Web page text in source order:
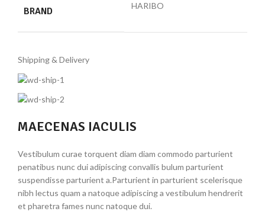
BRAND HARIBO
Shipping & Delivery
MAECENAS IACULIS
Vestibulum curae torquent diam diam commodo parturient
penatibus nunc dui adipiscing convallis bulum parturient
suspendisse parturient a.Parturient in parturient scelerisque
nibh lectus quam a natoque adipiscing a vestibulum hendrerit
et pharetra fames nunc natoque dui.